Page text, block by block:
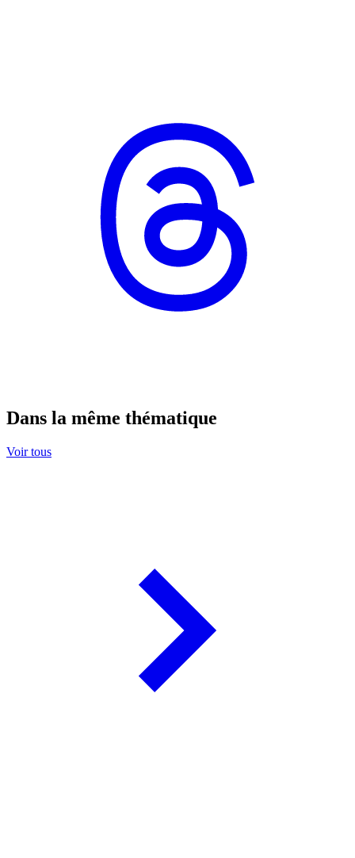
Dans la même thématique
Voir tous